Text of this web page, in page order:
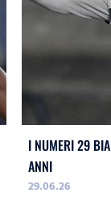
I NUMERI 29
ANNI
29.06.26